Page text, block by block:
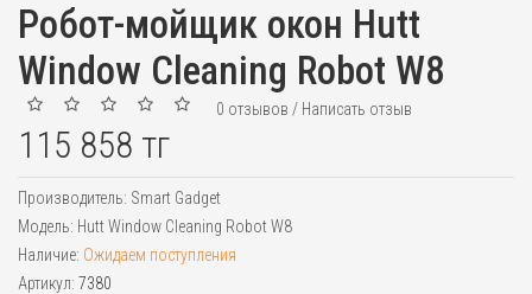
Робот-мойщик окон Hutt
Window Cleaning Robot W8
0 отзывов / Написать отзыв
115 858 тг
Производитель: Smart Gadget
Модель: Hutt Window Cleaning Robot W8
Наличие: Ожидаем поступления
Артикул: 7380